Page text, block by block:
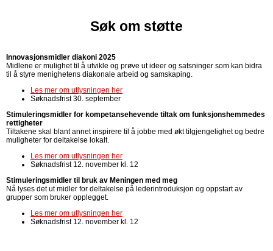
Søk om støtte
Innovasjonsmidler diakoni 2025
Midlene er mulighet til å utvikle og prøve ut ideer og satsninger som kan bidra
til å styre menighetens diakonale arbeid og samskaping.
Les mer om utlysningen her
Søknadsfrist 30. september
Stimuleringsmidler for kompetansehevende tiltak om funksjonshemmedes
rettigheter
Tiltakene skal blant annet inspirere til å jobbe med økt tilgjengelighet og bedre
muligheter for deltakelse lokalt.
Les mer om utlysningen her
Søknadsfrist 12. november kl. 12
Stimuleringsmidler til bruk av Meningen med meg
Nå lyses det ut midler for deltakelse på lederintroduksjon og oppstart av
grupper som bruker opplegget.
Les mer om utlysningen her
Søknadsfrist 12. november kl. 12